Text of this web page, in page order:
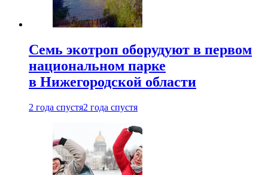
Семь экотроп оборудуют в первом
национальном парке
в Нижегородской области
2 года спустя2 года спустя